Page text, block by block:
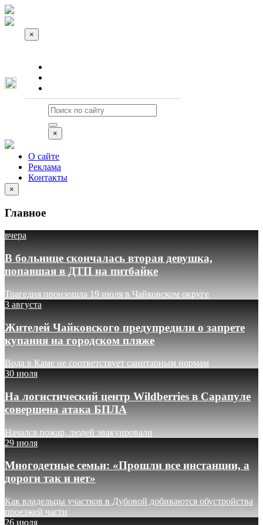
×
×
О сайте
Реклама
Контакты
×
Главное
вчера
В больнице скончалась вторая девушка,
попавшая в ДТП на питбайке
Трагедия произошла 19 июля в Чайковском округе
3 августа
Жителей Чайковского предупредили о запрете
купания на городском пляже
Вода в Каме не соответствует санитарным нормам
30 июля
На логистический центр Wildberries в Сарапуле
совершена атака БПЛА
Начался пожар, людей эвакуировали
29 июля
Многодетные семьи: «Прошли все инстанции, а
дороги так и нет»
Как владельцы участков в Дубовой добиваются обустройства
проезжей части
26 июля